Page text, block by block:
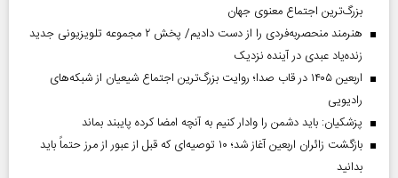
بزرگ‌ترین اجتماع معنوی جهان
هنرمند منحصر‌به‌فردی را از دست دادیم/ پخش ۲ مجموعه تلویزیونی جدید
زنده‌یاد عبدی در آینده نزدیک
اربعین ۱۴۰۵ در قاب صدا؛ روایت بزرگ‌ترین اجتماع شیعیان از شبکه‌های
رادیویی
پزشکیان: باید دشمن را وادار کنیم به آنچه امضا کرده پایبند بماند
بازگشت زائران اربعین آغاز شد؛ ۱۰ توصیه‌ای که قبل از عبور از مرز حتماً باید
بدانید